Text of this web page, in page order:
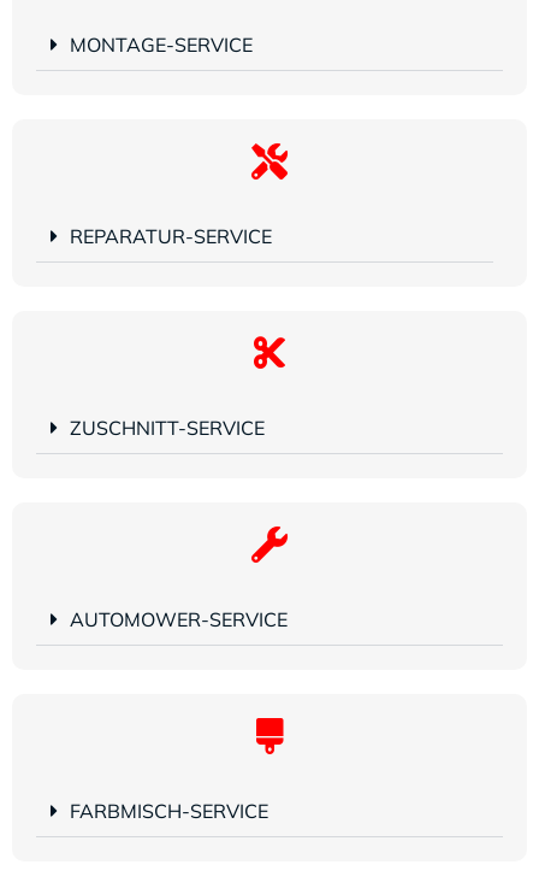
MONTAGE-SERVICE
REPARATUR-SERVICE
ZUSCHNITT-SERVICE
AUTOMOWER-SERVICE
FARBMISCH-SERVICE